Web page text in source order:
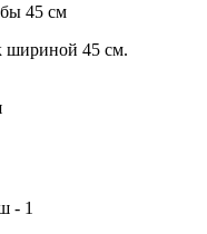
45 см
шириной 45 см.
- 1